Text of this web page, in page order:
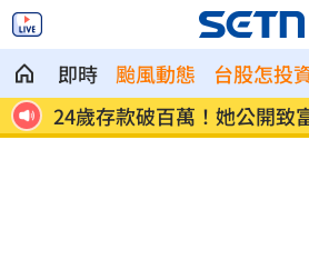
即時 颱風動態 台股怎投
孝
這大廠產能利用率衝90%
220元